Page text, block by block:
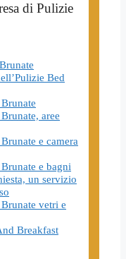
di Pulizie
Bed
aree
e camera
e bagni
un servizio
vetri e
Breakfast